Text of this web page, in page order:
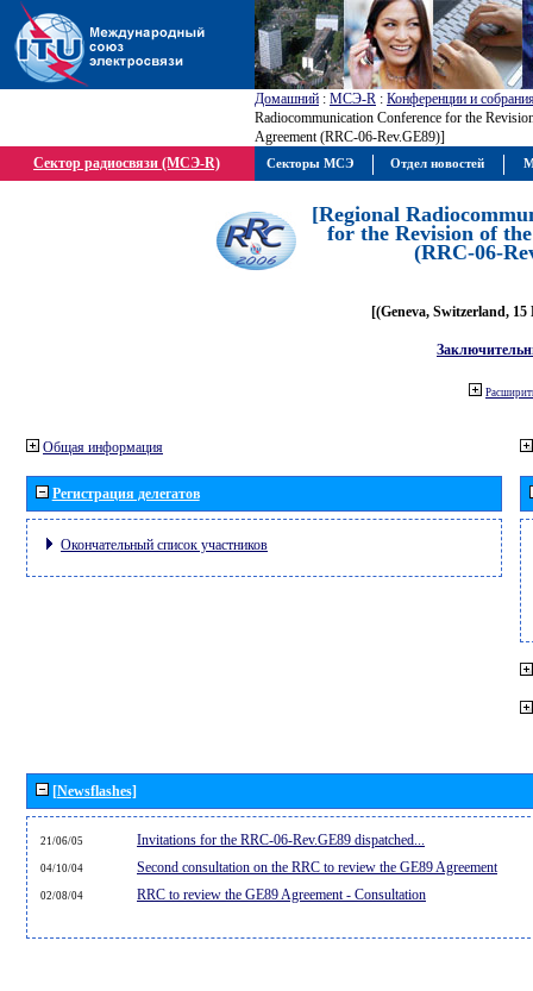
Домашний : МСЭ-R : Конференции и
Radiocommunication Conference for the
Agreement (RRC-06-Rev.GE89)]
Сектор радиосвязи (МСЭ-R)
[Regional
for the Revision of
(RRC-06-
[(Geneva, Switzerland, 15
Общая информация
Регистрация делегатов
Окончательный список участников
[Newsflashes]
21/06/05 Invitations for the RRC-06-Rev.GE89 dispatched...
04/10/04 Second consultation on the RRC to review the GE89 Agreement
02/08/04 RRC to review the GE89 Agreement - Consultation
Секторы МСЭ Отдел новостей